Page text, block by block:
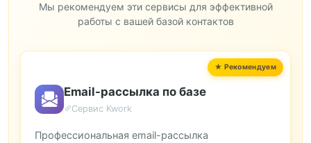
Мы рекомендуем эти сервисы для эффективной
работы с вашей базой контактов
Email-рассылка по базе
Сервис Kwork
Профессиональная email-рассылка